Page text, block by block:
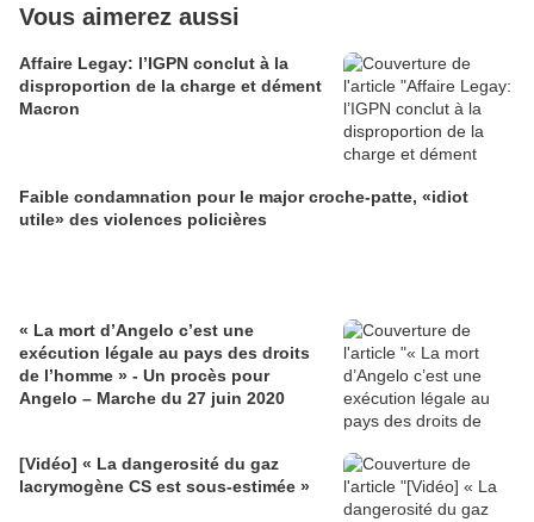
Vous aimerez aussi
Affaire Legay: l’IGPN conclut à la
disproportion de la charge et dément
Macron
Faible condamnation pour le major croche-patte, «idiot
utile» des violences policières
« La mort d’Angelo c’est une
exécution légale au pays des droits
de l’homme » - Un procès pour
Angelo – Marche du 27 juin 2020
[Vidéo] « La dangerosité du gaz
lacrymogène CS est sous-estimée »